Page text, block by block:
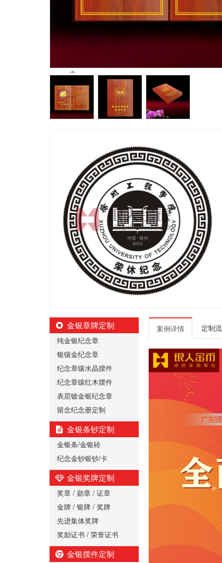
金银章牌定制
纯金银纪念章
银镶金纪念章
纪念章镶水晶摆件
纪念章镶红木摆件
表层镀金银纪念章
留念纪念册定制
金银条钞定制
金银条/金银砖
纪念金钞银钞/卡
金银奖牌定制
奖章 / 勋章 / 证章
金牌 / 银牌 / 奖牌
先进集体奖牌
奖励证书 / 荣誉证书
金银摆件定制
案例详情 定制